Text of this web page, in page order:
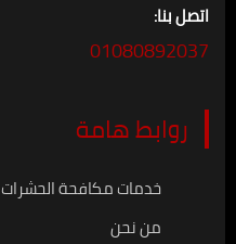
اتصل بنا:
01080892037
روابط هامة
خدمات مكافحة الحشرات
من نحن